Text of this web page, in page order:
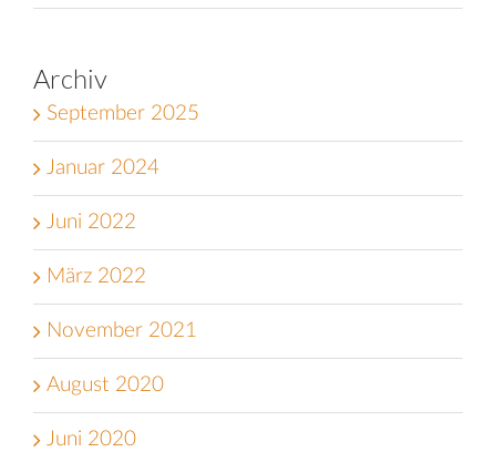
Archiv
September 2025
Januar 2024
Juni 2022
März 2022
November 2021
August 2020
Juni 2020